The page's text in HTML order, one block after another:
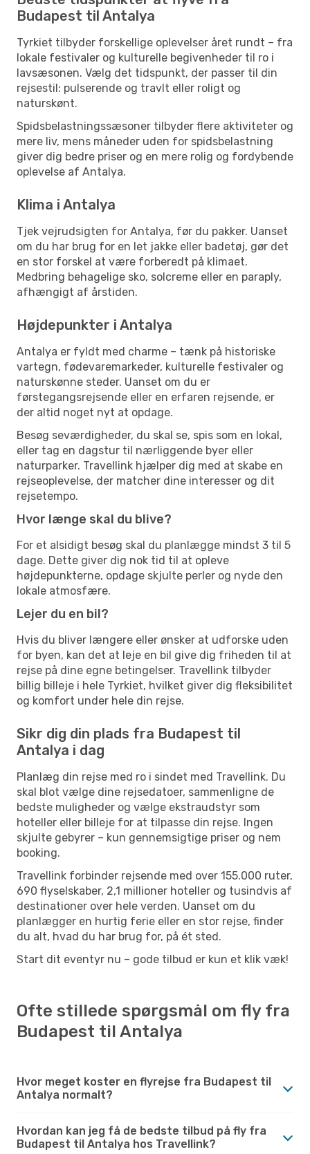
Budapest til Antalya
Tyrkiet tilbyder forskellige oplevelser året rundt – fra
lokale festivaler og kulturelle begivenheder til ro i
lavsæsonen. Vælg det tidspunkt, der passer til din
rejsestil: pulserende og travlt eller roligt og
naturskønt.
Spidsbelastningssæsoner tilbyder flere aktiviteter og
mere liv, mens måneder uden for spidsbelastning
giver dig bedre priser og en mere rolig og fordybende
oplevelse af Antalya.
Klima i Antalya
Tjek vejrudsigten for Antalya, før du pakker. Uanset
om du har brug for en let jakke eller badetøj, gør det
en stor forskel at være forberedt på klimaet.
Medbring behagelige sko, solcreme eller en paraply,
afhængigt af årstiden.
Højdepunkter i Antalya
Antalya er fyldt med charme – tænk på historiske
vartegn, fødevaremarkeder, kulturelle festivaler og
naturskønne steder. Uanset om du er
førstegangsrejsende eller en erfaren rejsende, er
der altid noget nyt at opdage.
Besøg seværdigheder, du skal se, spis som en lokal,
eller tag en dagstur til nærliggende byer eller
naturparker. Travellink hjælper dig med at skabe en
rejseoplevelse, der matcher dine interesser og dit
rejsetempo.
Hvor længe skal du blive?
For et alsidigt besøg skal du planlægge mindst 3 til 5
dage. Dette giver dig nok tid til at opleve
højdepunkterne, opdage skjulte perler og nyde den
lokale atmosfære.
Lejer du en bil?
Hvis du bliver længere eller ønsker at udforske uden
for byen, kan det at leje en bil give dig friheden til at
rejse på dine egne betingelser. Travellink tilbyder
billig billeje i hele Tyrkiet, hvilket giver dig fleksibilitet
og komfort under hele din rejse.
Sikr dig din plads fra Budapest til
Antalya i dag
Planlæg din rejse med ro i sindet med Travellink. Du
skal blot vælge dine rejsedatoer, sammenligne de
bedste muligheder og vælge ekstraudstyr som
hoteller eller billeje for at tilpasse din rejse. Ingen
skjulte gebyrer – kun gennemsigtige priser og nem
booking.
Travellink forbinder rejsende med over 155.000 ruter,
690 flyselskaber, 2,1 millioner hoteller og tusindvis af
destinationer over hele verden. Uanset om du
planlægger en hurtig ferie eller en stor rejse, finder
du alt, hvad du har brug for, på ét sted.
Start dit eventyr nu – gode tilbud er kun et klik væk!
Ofte stillede spørgsmål om fly fra
Budapest til Antalya
Hvor meget koster en flyrejse fra Budapest til
Antalya normalt?
Hvordan kan jeg få de bedste tilbud på fly fra
Budapest til Antalya hos Travellink?